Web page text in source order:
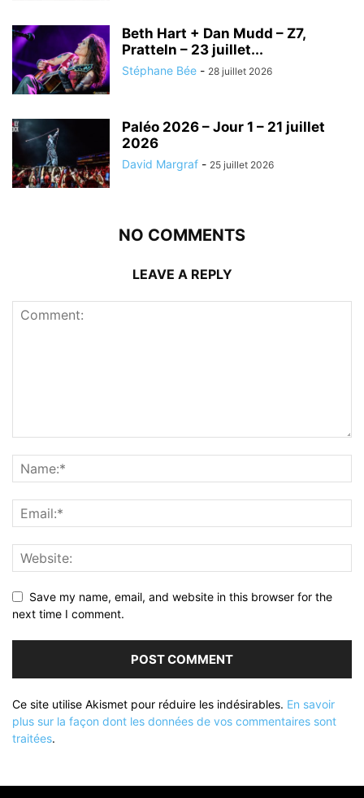
Beth Hart + Dan Mudd – Z7,
Pratteln – 23 juillet...
Stéphane Bée - 28 juillet 2026
Paléo 2026 – Jour 1 – 21 juillet
2026
David Margraf - 25 juillet 2026
NO COMMENTS
LEAVE A REPLY
Save my name, email, and website in this browser for the
next time I comment.
Ce site utilise Akismet pour réduire les indésirables. En savoir
plus sur la façon dont les données de vos commentaires sont
traitées.